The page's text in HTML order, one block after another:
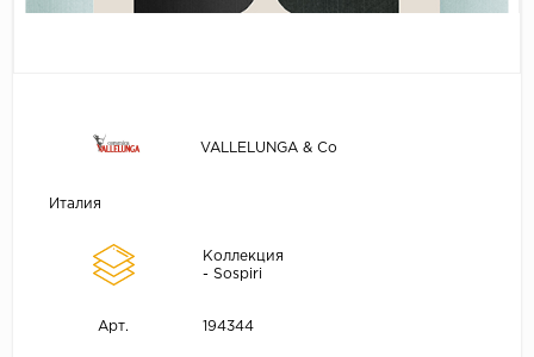
VALLELUNGA & Co
Италия
Коллекция
- Sospiri
Арт. 194344